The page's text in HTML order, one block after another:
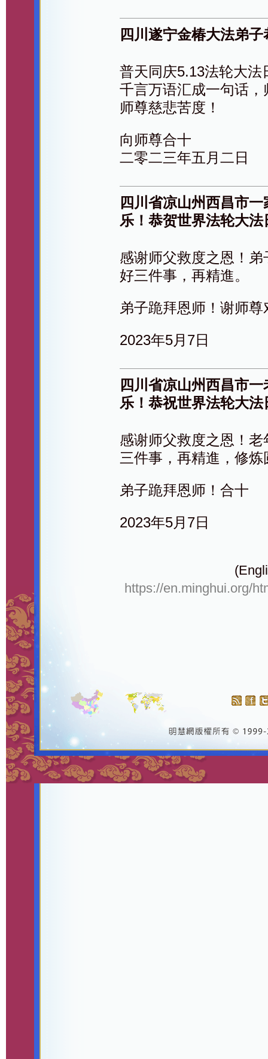
四川遂宁金椿大法弟
普天同庆5.13法轮大法
千言万语汇成一句话
师尊慈悲苦度！
向师尊合十
二零二三年五月二日
四川省凉山州西昌市
乐！恭贺世界法轮大法
感谢师父救度之恩！
好三件事，再精進。
弟子跪拜恩师！谢师
2023年5月7日
四川省凉山州西昌市
乐！恭祝世界法轮大法
感谢师父救度之恩！
三件事，再精進，修
弟子跪拜恩师！合十
2023年5月7日
https://en.minghui.org/